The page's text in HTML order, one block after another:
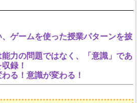
ゲームを使った授業パターンを披
力の問題ではなく、「意識」であ
録！
る！意識が変わる！